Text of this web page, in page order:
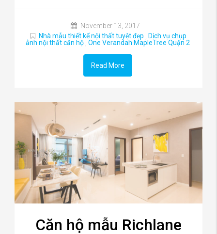
November 13, 2017
Nhà mẫu thiết kế nội thất tuyệt đẹp
Dịch vụ chụp
ảnh nội thất căn hộ One Verandah MapleTree Quận 2
Read More
Căn hộ mẫu Richlane